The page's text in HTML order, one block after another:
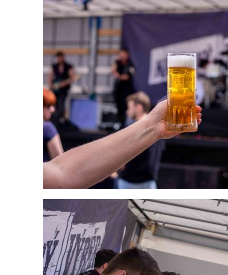
Základní kontaktní údaje
Výrobní závody
Zahradní centra a podnikové prodejny